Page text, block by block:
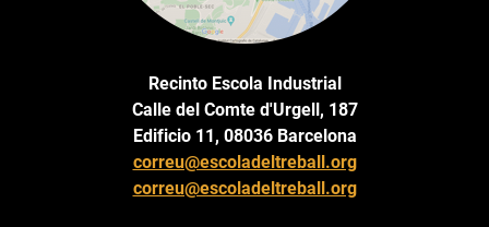
Recinto Escola Industrial
Calle del Comte d'Urgell, 187
Edificio 11, 08036 Barcelona
correu@escoladeltreball.org
correu@escoladeltreball.org